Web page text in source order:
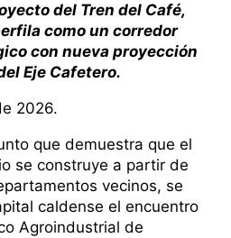
del Tren del Café,
como un corredor
con nueva proyección
Eje Cafetero.
2026.
que demuestra que el
se construye a partir de
vecinos, se
caldense el encuentro
Agroindustrial de